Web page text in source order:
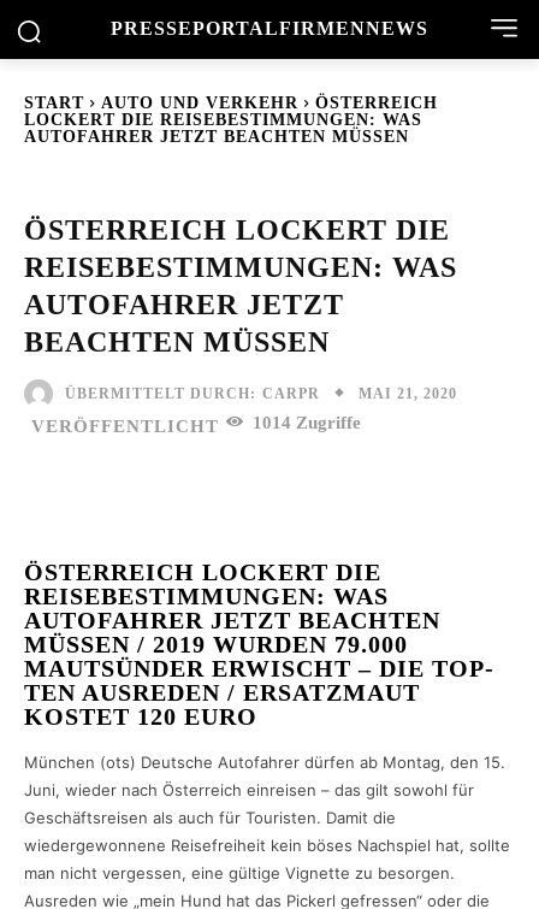
PRESSEPORTALFIRMENNEWS
START AUTO UND VERKEHR
ÖSTERREICH
LOCKERT DIE REISEBESTIMMUNGEN: WAS
AUTOFAHRER JETZT BEACHTEN MÜSSEN
ÖSTERREICH LOCKERT DIE
REISEBESTIMMUNGEN: WAS
AUTOFAHRER JETZT
BEACHTEN MÜSSEN
ÜBERMITTELT DURCH: CARPR MAI 21, 2020
VERÖFFENTLICHT 1014 Zugriffe
ÖSTERREICH LOCKERT DIE
REISEBESTIMMUNGEN: WAS
AUTOFAHRER JETZT BEACHTEN
MÜSSEN / 2019 WURDEN 79.000
MAUTSÜNDER ERWISCHT – DIE TOP-
TEN AUSREDEN / ERSATZMAUT
KOSTET 120 EURO
München (ots) Deutsche Autofahrer dürfen ab Montag, den 15.
Juni, wieder nach Österreich einreisen – das gilt sowohl für
Geschäftsreisen als auch für Touristen. Damit die
wiedergewonnene Reisefreiheit kein böses Nachspiel hat, sollte
man nicht vergessen, eine gültige Vignette zu besorgen.
Ausreden wie „mein Hund hat das Pickerl gefressen“ oder die